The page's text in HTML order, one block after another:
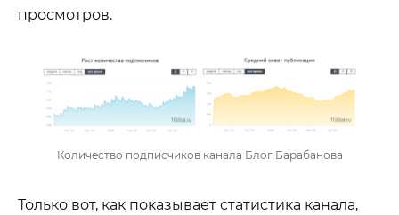
просмотров.
Количество подписчиков канала Блог Барабанова
Только вот, как показывает статистика канала,